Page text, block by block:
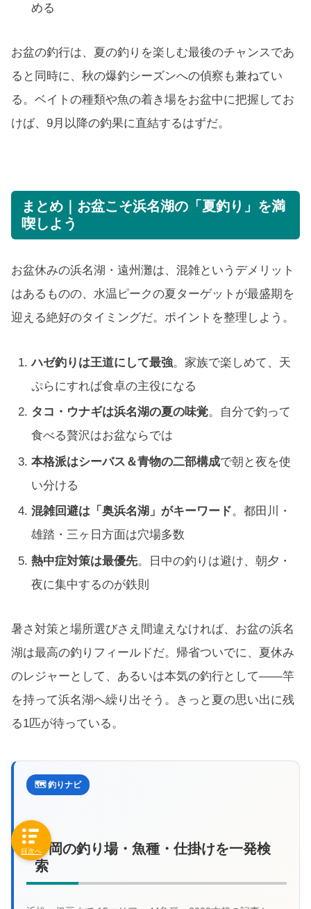
める
お盆の釣行は、夏の釣りを楽しむ最後のチャンスであ
ると同時に、秋の爆釣シーズンへの偵察も兼ねてい
る。ベイトの種類や魚の着き場をお盆中に把握してお
けば、9月以降の釣果に直結するはずだ。
まとめ｜お盆こそ浜名湖の「夏釣り」を満
喫しよう
お盆休みの浜名湖・遠州灘は、混雑というデメリット
はあるものの、水温ピークの夏ターゲットが最盛期を
迎える絶好のタイミングだ。ポイントを整理しよう。
ハゼ釣りは王道にして最強。家族で楽しめて、天
ぷらにすれば食卓の主役になる
タコ・ウナギは浜名湖の夏の味覚。自分で釣って
食べる贅沢はお盆ならでは
本格派はシーバス＆青物の二部構成で朝と夜を使
い分ける
混雑回避は「奥浜名湖」がキーワード。都田川・
雄踏・三ヶ日方面は穴場多数
熱中症対策は最優先。日中の釣りは避け、朝夕・
夜に集中するのが鉄則
暑さ対策と場所選びさえ間違えなければ、お盆の浜名
湖は最高の釣りフィールドだ。帰省ついでに、夏休み
のレジャーとして、あるいは本気の釣行として——竿
を持って浜名湖へ繰り出そう。きっと夏の思い出に残
る1匹が待っている。
🗺️ 釣りナビ
静岡の釣り場・魚種・仕掛けを一発検
索
目次へ